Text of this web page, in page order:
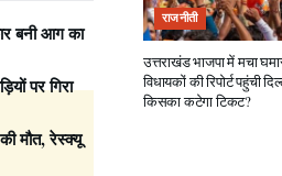
बनी आग का
पर गिरा
मौत, रेस्क्यू
राजनीती
उत्तराखंड भाजपा में मचा
विधायकों की रिपोर्ट पहुंची
किसका कटेगा टिकट?